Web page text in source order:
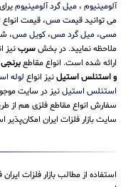
آلومینیوم ، میل گرد آلومینیوم
می توانیدقیمت مس، قیمت انواع
مسی، میل گرد مس، کویل مس،
ملاحظه نمایید. در بخشسربنیز
ارائه شده است. انواع مقاطعبرنجی
و استنلس استیلنیز انواع لوله
استنلس استیلنیز در سایت
سفارش انواع مقاطع فلزی هم از
سایت بازار فلزات ایران
استفاده از مطالب بازار فلزات